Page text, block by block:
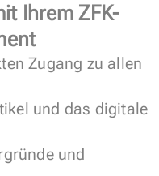
Ihrem ZFK-
Zugang zu allen
und das digitale
und